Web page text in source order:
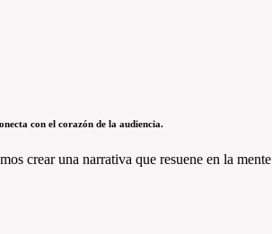
con el corazón de la audiencia.
crear una narrativa que resuene en la mente